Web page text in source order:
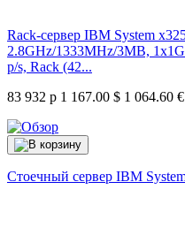
Rack-сервер IBM System
2.8GHz/1333MHz/3MB,
p/s, Rack (42...
83 932 р 1 167.00 $ 1 064.60 €
Стоечный сервер IBM